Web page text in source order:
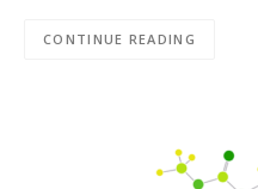
CONTINUE READING